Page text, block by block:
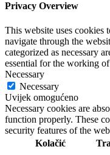
Privacy Overview
This website uses cookies
navigate through the
categorized as necessary
essential for the working
Necessary
Necessary
Uvijek omogućeno
Necessary cookies are
function properly. These
security features of the
Kolačić